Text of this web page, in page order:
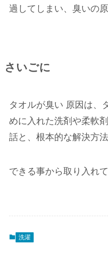
過してしまい、臭いの
さいごに
タオルが臭い 原因は、
めに入れた洗剤や柔軟
話と、根本的な解決方
できる事から取り入れ
洗濯